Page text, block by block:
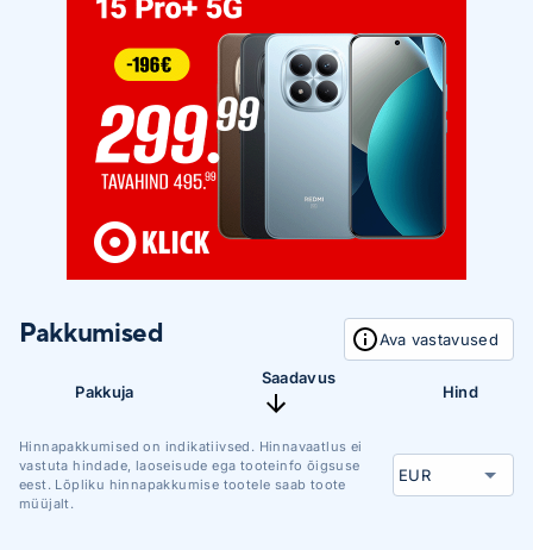
Pakkumised Ava vastavused
Pakkuja
Saadavus
Hind
Hinnapakkumised on indikatiivsed. Hinnavaatlus ei
vastuta hindade, laoseisude ega tooteinfo õigsuse
eest. Lõpliku hinnapakkumise tootele saab toote
müüjalt.